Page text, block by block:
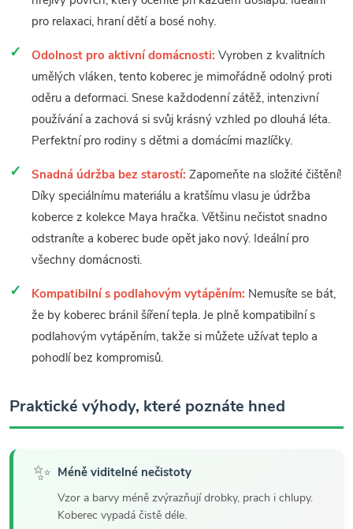
pro relaxaci, hraní dětí a bosé nohy.
Odolnost pro aktivní domácnosti: Vyroben z kvalitních
umělých vláken, tento koberec je mimořádně odolný proti
oděru a deformaci. Snese každodenní zátěž, intenzivní
používání a zachová si svůj krásný vzhled po dlouhá léta.
Perfektní pro rodiny s dětmi a domácími mazlíčky.
Snadná údržba bez starostí: Zapomeňte na složité čištění!
Díky speciálnímu materiálu a kratšímu vlasu je údržba
koberce z kolekce Maya hračka. Většinu nečistot snadno
odstraníte a koberec bude opět jako nový. Ideální pro
všechny domácnosti.
Kompatibilní s podlahovým vytápěním: Nemusíte se bát,
že by koberec bránil šíření tepla. Je plně kompatibilní s
podlahovým vytápěním, takže si můžete užívat teplo a
pohodlí bez kompromisů.
Praktické výhody, které poznáte hned
✨ Méně viditelné nečistoty
Vzor a barvy méně zvýrazňují drobky, prach i chlupy.
Koberec vypadá čistě déle.